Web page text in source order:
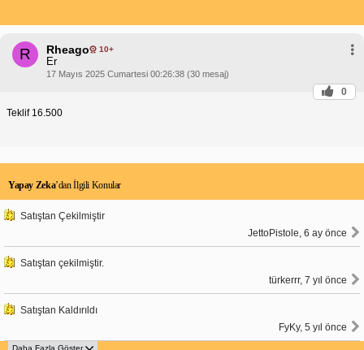
R Rheago 10+
Er
17 Mayıs 2025 Cumartesi 00:26:38 (30 mesaj)
0
Teklif 16.500
Yapay Zeka’dan İlgili Konular
Satıştan Çekilmiştir
JettoPistole, 6 ay önce
Satıştan çekilmiştir.
türkerrr, 7 yıl önce
Satıştan Kaldırıldı
FyKy, 5 yıl önce